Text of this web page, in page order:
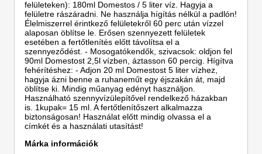
felületeken): 180ml Domestos / 5 liter víz. Hagyja a
felületre rászáradni. Ne használja hígítás nélkül a padlón!
Élelmiszerrel érintkező felületekről 60 perc után vízzel
alaposan öblítse le. Erősen szennyezett felületek
esetében a fertőtlenítés előtt távolítsa el a
szennyeződést. - Mosogatókendők, szivacsok: oldjon fel
90ml Domestost 2,5l vízben, áztasson 60 percig. Hígítva
fehérítéshez: - Adjon 20 ml Domestost 5 liter vízhez,
hagyja ázni benne a ruhaneműt egy éjszakán át, majd
öblítse ki. Mindig műanyag edényt használjon.
Használható szennyvízülepítővel rendelkező házakban
is. 1kupak= 15 ml. A fertőtlenítőszert alkalmazza
biztonságosan! Használat előtt mindig olvassa el a
címkét és a használati utasítást!
Márka információk